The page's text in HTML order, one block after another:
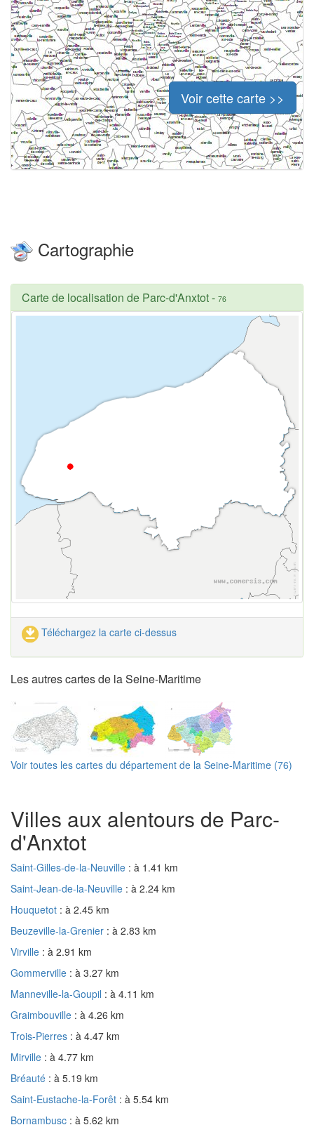
Voir cette carte >>
Cartographie
Carte de localisation de Parc-d'Anxtot- 76
Téléchargez la carte ci-dessus
Les autres cartes de la Seine-Maritime
Voir toutes les cartes du département de la Seine-Maritime (76)
Villes aux alentours de Parc-
d'Anxtot
Saint-Gilles-de-la-Neuville : à 1.41 km
Saint-Jean-de-la-Neuville : à 2.24 km
Houquetot : à 2.45 km
Beuzeville-la-Grenier : à 2.83 km
Virville : à 2.91 km
Gommerville : à 3.27 km
Manneville-la-Goupil : à 4.11 km
Graimbouville : à 4.26 km
Trois-Pierres : à 4.47 km
Mirville : à 4.77 km
Bréauté : à 5.19 km
Saint-Eustache-la-Forêt : à 5.54 km
Bornambusc : à 5.62 km